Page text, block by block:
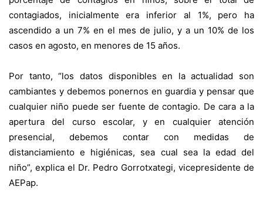
contagiados, inicialmente era inferior al 1%, pero ha
ascendido a un 7% en el mes de julio, y a un 10% de los
casos en agosto, en menores de 15 años.
Por tanto, “los datos disponibles en la actualidad son
cambiantes y debemos ponernos en guardia y pensar que
cualquier niño puede ser fuente de contagio. De cara a la
apertura del curso escolar, y en cualquier atención
presencial, debemos contar con medidas de
distanciamiento e higiénicas, sea cual sea la edad del
niño”, explica el Dr. Pedro Gorrotxategi, vicepresidente de
AEPap.